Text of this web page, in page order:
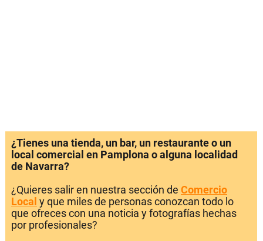
¿Tienes una tienda, un bar, un restaurante o un
local comercial en Pamplona o alguna localidad
de Navarra?
¿Quieres salir en nuestra sección de Comercio
Local y que miles de personas conozcan todo lo
que ofreces con una noticia y fotografías hechas
por profesionales?